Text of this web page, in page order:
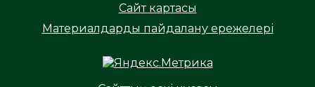
Сайт картасы
Материалдарды пайдалану ережелері